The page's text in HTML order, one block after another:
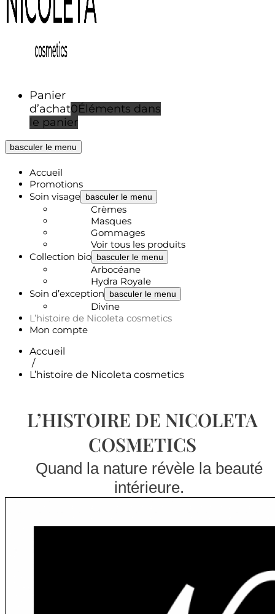
Panier
d’achat0Éléments dans
le panier
basculer le menu
Accueil
Promotions
Soin visage basculer le menu
Crèmes
Masques
Gommages
Voir tous les produits
Collection bio basculer le menu
Arbocéane
Hydra Royale
Soin d’exception
basculer le menu
Divine
L’histoire de Nicoleta cosmetics
Mon compte
Accueil
/
L’histoire de Nicoleta cosmetics
L’HISTOIRE DE NICOLETA
COSMETICS
Quand la nature révèle la beauté
intérieure.